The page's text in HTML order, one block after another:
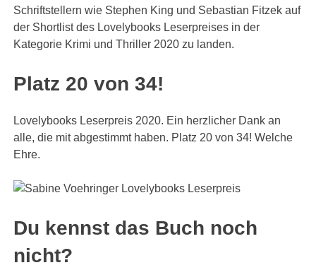
Schriftstellern wie Stephen King und Sebastian Fitzek auf
der Shortlist des Lovelybooks Leserpreises in der
Kategorie Krimi und Thriller 2020 zu landen.
Platz 20 von 34!
Lovelybooks Leserpreis 2020. Ein herzlicher Dank an
alle, die mit abgestimmt haben. Platz 20 von 34! Welche
Ehre.
Du kennst das Buch noch
nicht?